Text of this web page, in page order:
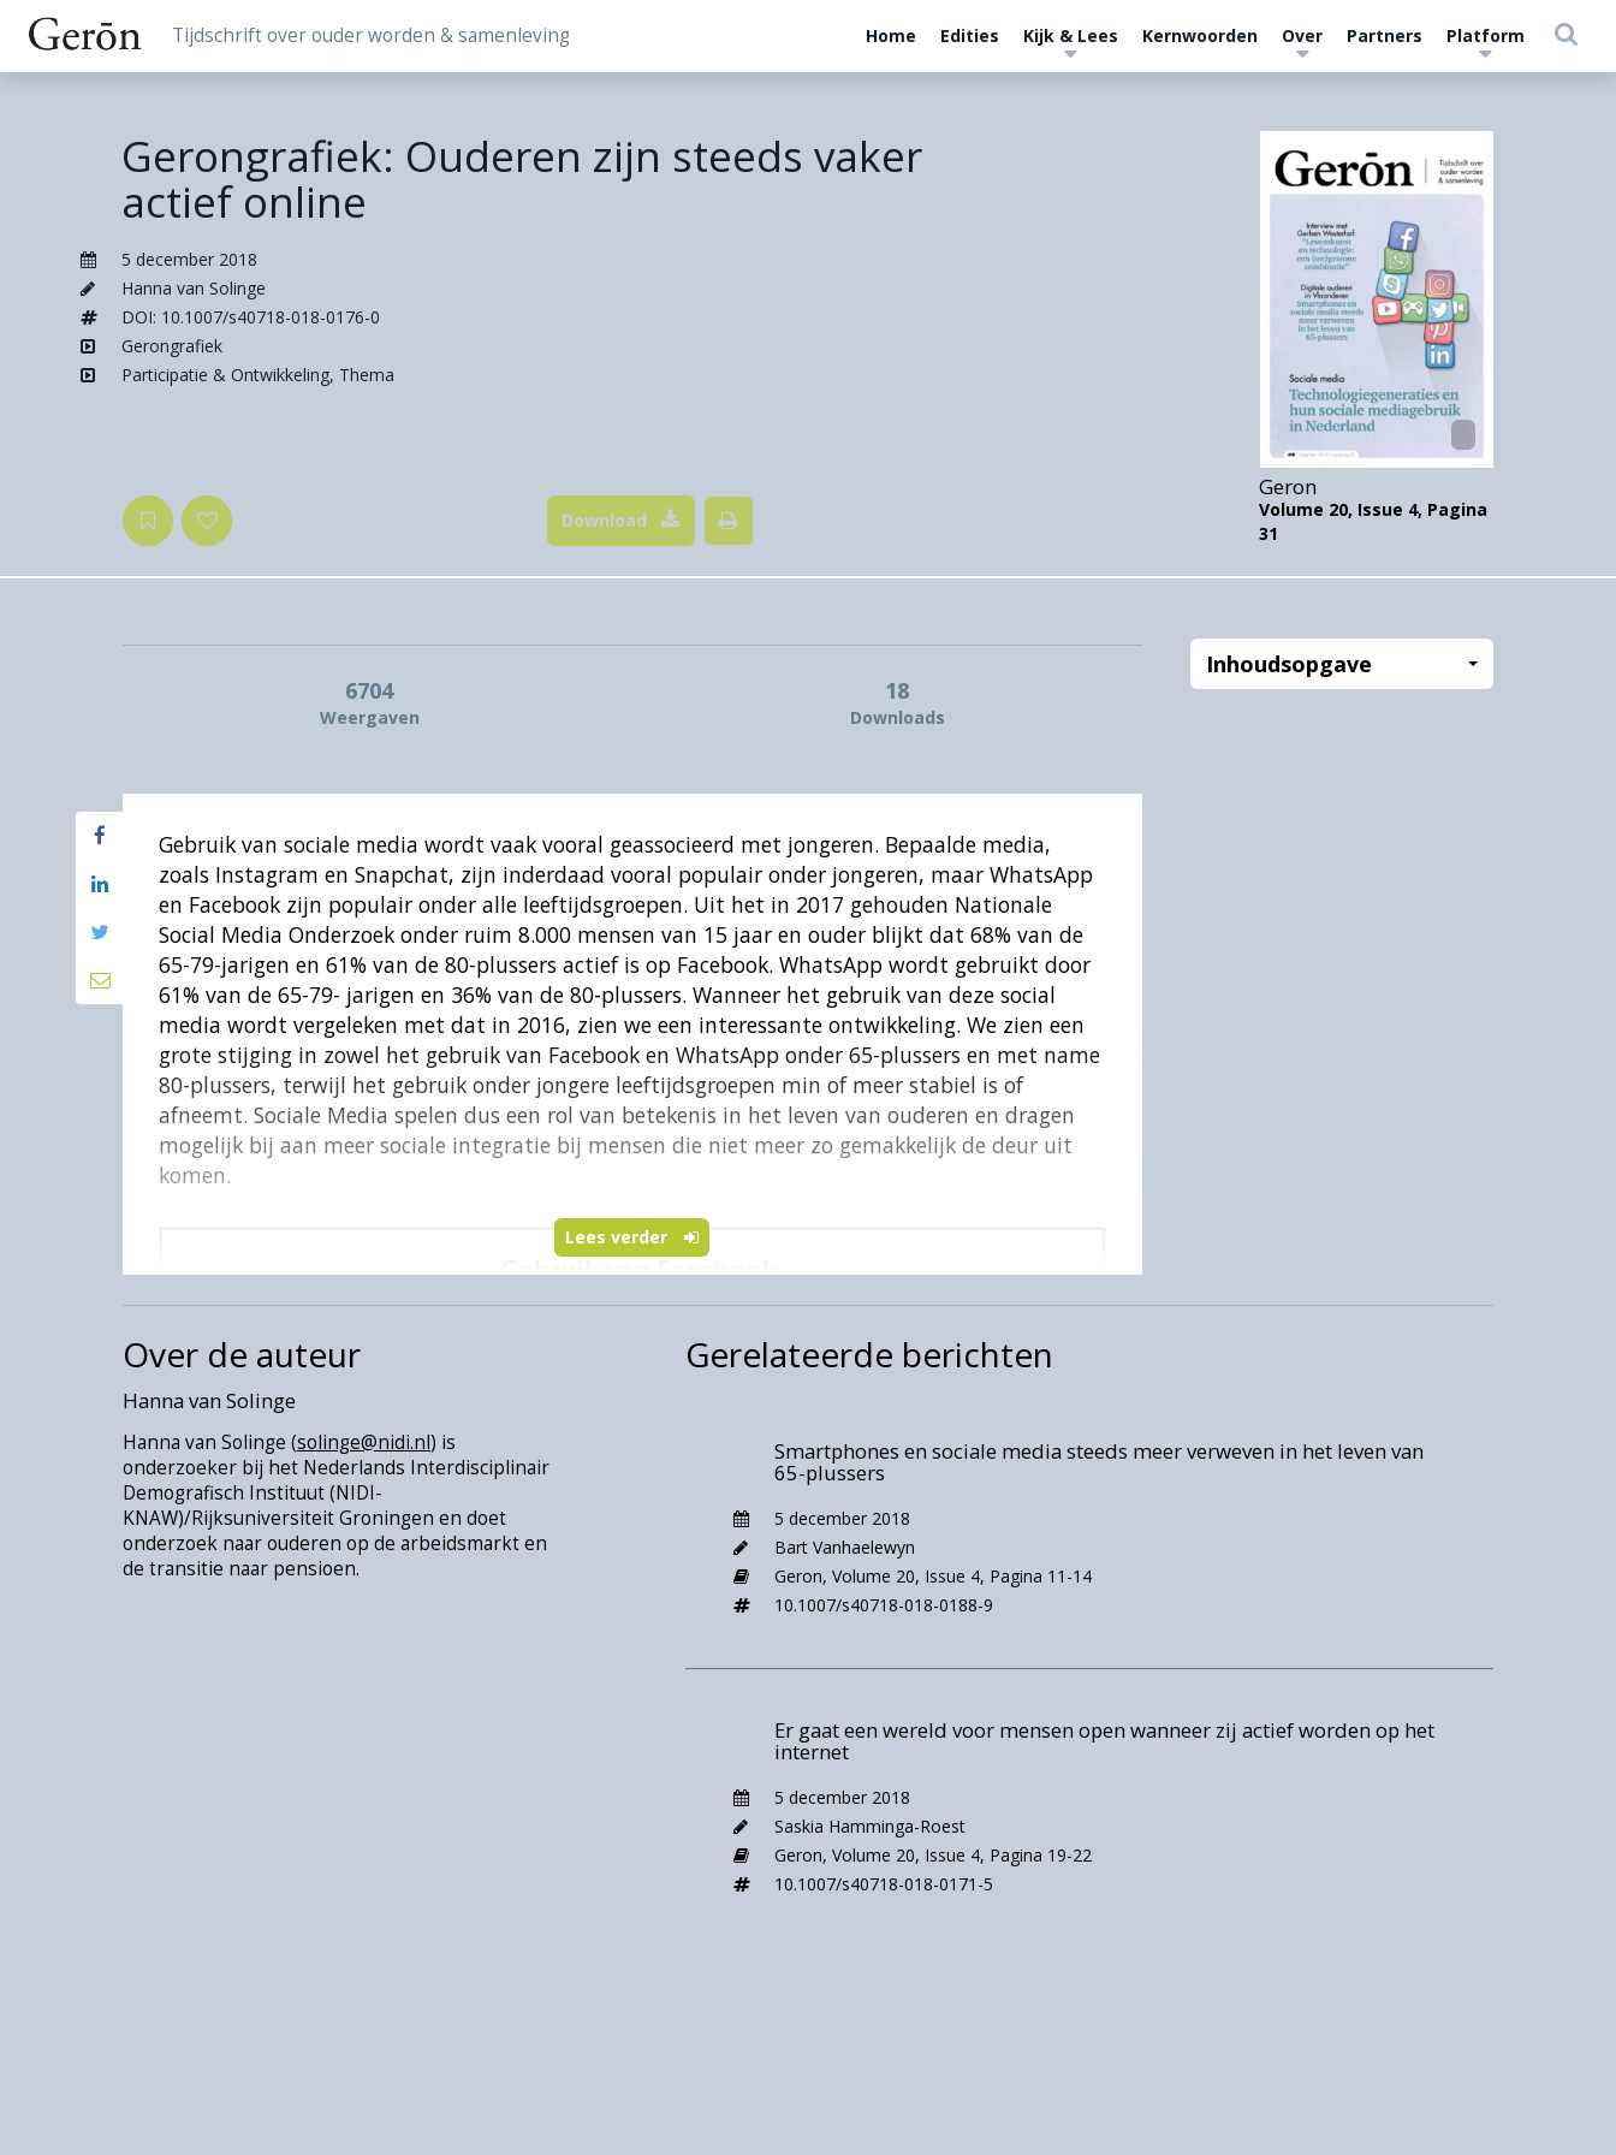
Tijdschrift over ouder worden & samenleving Home Edities Kijk & Lees Kernwoorden Over Partners Platform
Gerongrafiek: Ouderen zijn steeds vaker
actief online
5 december 2018
Hanna van Solinge
DOI: 10.1007/s40718-018-0176-0
Gerongrafiek
Participatie & Ontwikkeling, Thema
Download
Geron
Volume 20, Issue 4, Pagina
31
6704
Weergaven
18
Downloads
Inhoudsopgave
Lees verder
Gebruik van sociale media wordt vaak vooral geassocieerd met jongeren. Bepaalde media,
zoals Instagram en Snapchat, zijn inderdaad vooral populair onder jongeren, maar WhatsApp
en Facebook zijn populair onder alle leeftijdsgroepen. Uit het in 2017 gehouden Nationale
Social Media Onderzoek onder ruim 8.000 mensen van 15 jaar en ouder blijkt dat 68% van de
65-79-jarigen en 61% van de 80-plussers actief is op Facebook. WhatsApp wordt gebruikt door
61% van de 65-79- jarigen en 36% van de 80-plussers. Wanneer het gebruik van deze social
media wordt vergeleken met dat in 2016, zien we een interessante ontwikkeling. We zien een
grote stijging in zowel het gebruik van Facebook en WhatsApp onder 65-plussers en met name
80-plussers, terwijl het gebruik onder jongere leeftijdsgroepen min of meer stabiel is of
afneemt. Sociale Media spelen dus een rol van betekenis in het leven van ouderen en dragen
mogelijk bij aan meer sociale integratie bij mensen die niet meer zo gemakkelijk de deur uit
komen.
Over de auteur
Hanna van Solinge
Hanna van Solinge (solinge@nidi.nl) is
onderzoeker bij het Nederlands Interdisciplinair
Demografisch Instituut (NIDI-
KNAW)/Rijksuniversiteit Groningen en doet
onderzoek naar ouderen op de arbeidsmarkt en
de transitie naar pensioen.
Gerelateerde berichten
Smartphones en sociale media steeds meer verweven in het leven van
65-plussers
5 december 2018
Bart Vanhaelewyn
Geron, Volume 20, Issue 4, Pagina 11-14
10.1007/s40718-018-0188-9
Er gaat een wereld voor mensen open wanneer zij actief worden op het
internet
5 december 2018
Saskia Hamminga-Roest
Geron, Volume 20, Issue 4, Pagina 19-22
10.1007/s40718-018-0171-5